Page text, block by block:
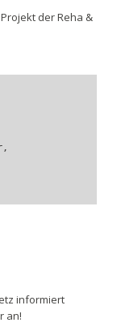
der Reha &
informiert
an!